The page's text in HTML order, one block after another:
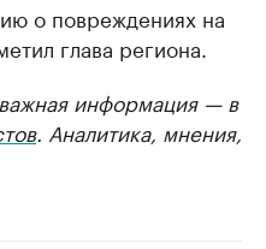
о повреждениях на
глава региона.
информация — в
. Аналитика, мнения,